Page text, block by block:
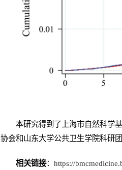
本研究得到了上海市自然科学
协会和山东大学公共卫生学院科研
相关链接：https://